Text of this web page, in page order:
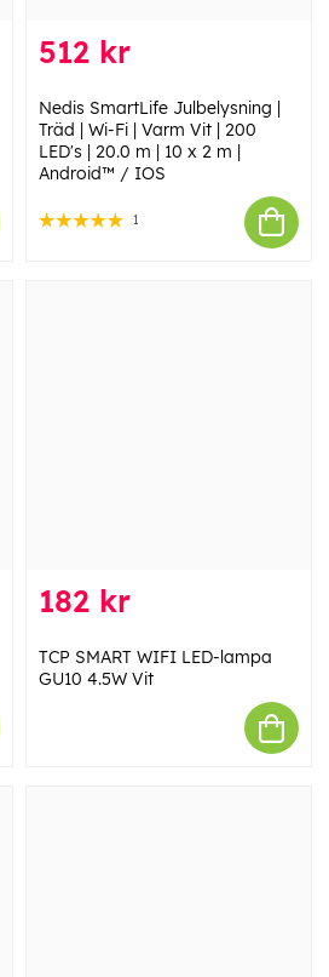
512 kr
Nedis SmartLife Julbelysning |
Träd | Wi-Fi | Varm Vit | 200
LED's | 20.0 m | 10 x 2 m |
Android™ / IOS
1
182 kr
TCP SMART WIFI LED-lampa
GU10 4.5W Vit